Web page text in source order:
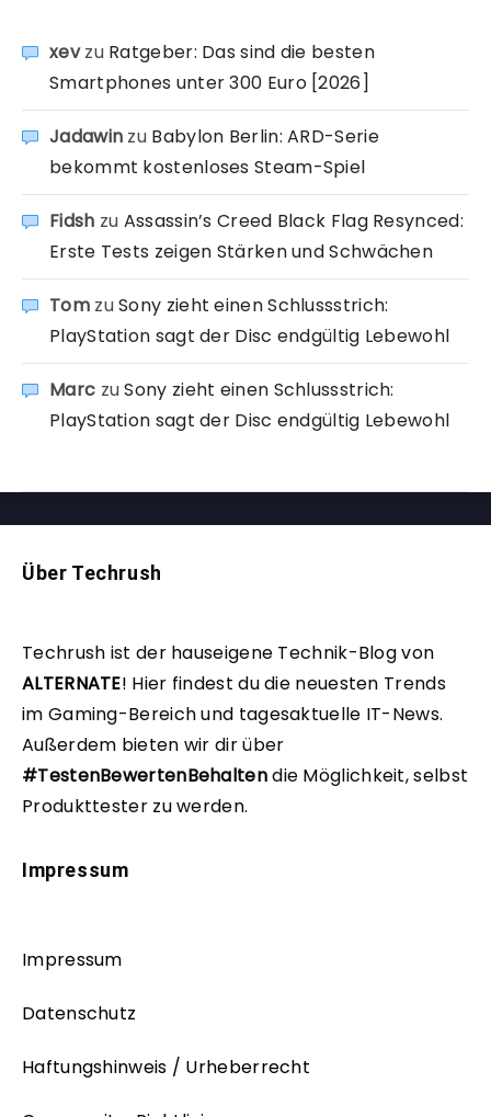
xevzu Ratgeber: Das sind die besten
Smartphones unter 300 Euro [2026]
Jadawin zu Babylon Berlin: ARD-Serie
bekommt kostenloses Steam-Spiel
Fidsh zu Assassin’s Creed Black Flag Resynced:
Erste Tests zeigen Stärken und Schwächen
TomzuSony zieht einen Schlussstrich:
PlayStation sagt der Disc endgültig Lebewohl
Marc zuSony zieht einen Schlussstrich:
PlayStation sagt der Disc endgültig Lebewohl
Über Techrush
Techrush ist der hauseigene Technik-Blog von
ALTERNATE! Hier findest du die neuesten Trends
im Gaming-Bereich und tagesaktuelle IT-News.
Außerdem bieten wir dir über
#TestenBewertenBehaltendie Möglichkeit, selbst
Produkttester zu werden.
Impressum
Impressum
Datenschutz
Haftungshinweis / Urheberrecht